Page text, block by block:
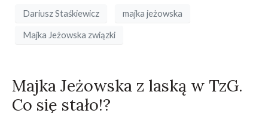
Dariusz Staśkiewicz majka jeżowska
Majka Jeżowska związki
Majka Jeżowska z laską w TzG.
Co się stało!?